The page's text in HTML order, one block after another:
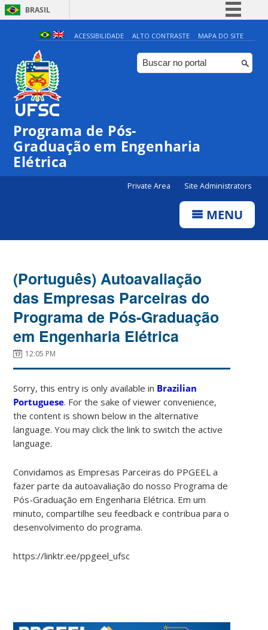
BRASIL
Simplifique!
Comunica BR
Participe
ACESSIBILIDADE ALTO CONTRASTE MAPA DO SITE
Programa de Pós-
Graduação em Engenharia
Elétrica
Private Area Site Administrators
MENU
(Português) Autoavaliação
das Empresas Parceiras do
Programa de Pós-Graduação
em Engenharia Elétrica
12:05 PM
Sorry, this entry is only available in Brazilian
Portuguese. For the sake of viewer convenience,
the content is shown below in the alternative
language. You may click the link to switch the active
language.
Convidamos as Empresas Parceiras do PPGEEL a
fazer parte da autoavaliação do nosso Programa de
Pós-Graduação em Engenharia Elétrica. Em um
minuto, compartilhe seu feedback e contribua para o
desenvolvimento do programa.
https://linktr.ee/ppgeel_ufsc